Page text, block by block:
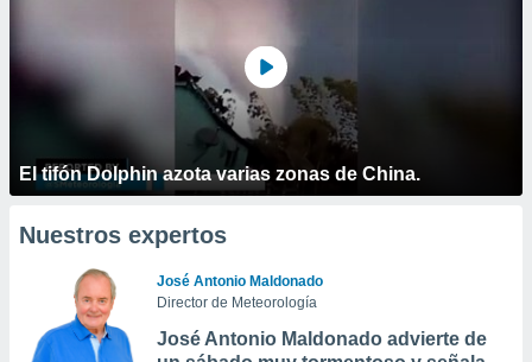
El tifón Dolphin azota varias zonas de China.
Nuestros expertos
José Antonio Maldonado
Director de Meteorología
José Antonio Maldonado advierte de